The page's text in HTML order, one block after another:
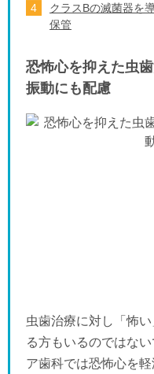
クラスBの滅菌器を
保管
恐怖心を抑えた虫
振動にも配慮
虫歯治療に対し「怖
る方もいるのではな
ア歯科では恐怖心を